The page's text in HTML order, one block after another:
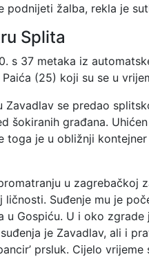
podnijeti žalba, rekla je
Splita
s 37 metaka iz
(25) koji su se u
Zavadlav se predao
šokiranih građana.
toga je u obližnji
u zagrebačkoj
Suđenje mu je
Gospiću. U i oko
je Zavadlav, ali i
prsluk. Cijelo